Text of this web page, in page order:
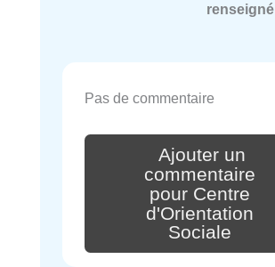
renseigné
Pas de commentaire
Ajouter un
commentaire
pour Centre
d'Orientation
Sociale